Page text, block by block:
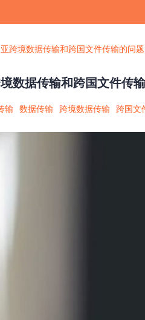
跨境数据传输和跨国文件传输的问题
数据传输和跨国文件传
输 数据传输 跨境数据传输 跨国文